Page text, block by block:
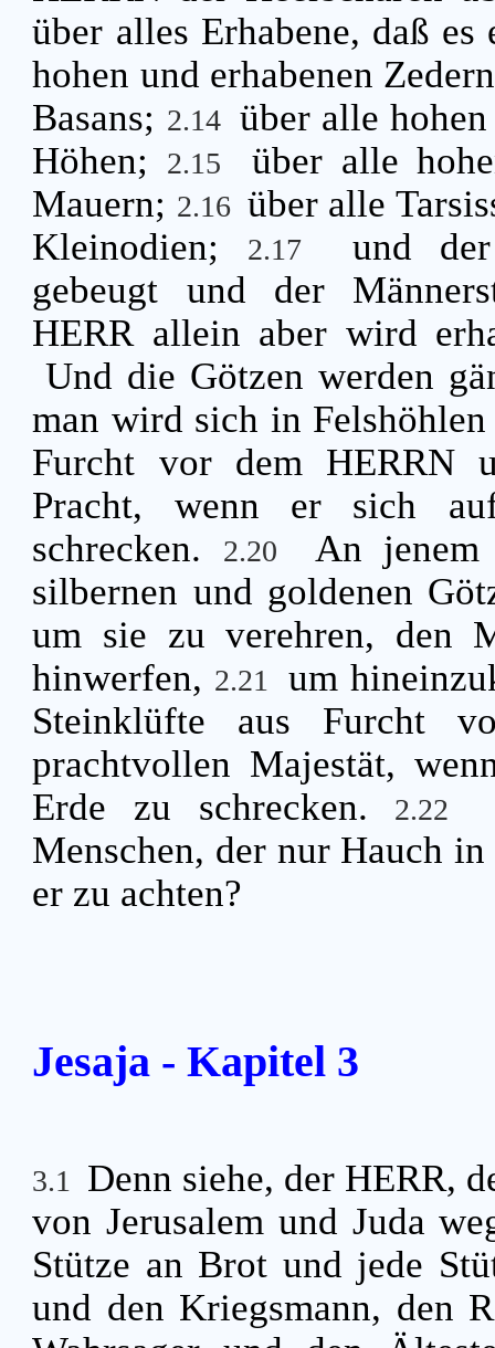
über alles Erhabene, daß
hohen und erhabenen
Basans; 2.14 über alle
Höhen;
2.15
über alle
Mauern; 2.16 über alle
Kleinodien;
2.17
und
gebeugt und der
HERR allein aber wird
Und die Götzen werden
man wird sich in
Furcht vor dem HERRN
Pracht, wenn er sich
schrecken.
2.20
An jenem
silbernen und goldenen
um sie zu verehren, den
hinwerfen, 2.21
um
Steinklüfte aus Furcht
prachtvollen Majestät,
Erde zu schrecken.
2.22
Menschen, der nur Hauch
er zu achten?
Jesaja - Kapitel 3
3.1 Denn siehe, der HERR,
von Jerusalem und Juda
Stütze an Brot und jede
und den Kriegsmann, den